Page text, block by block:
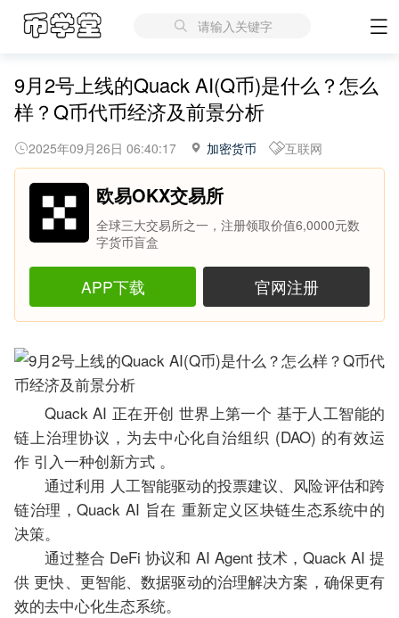
请输入关键字
9月2号上线的Quack AI(Q币)是什么？怎么
样？Q币代币经济及前景分析
2025年09月26日 06:40:17 加密货币 互联网
欧易OKX交易所
全球三大交易所之一，注册领取价值6,0000元数
字货币盲盒
APP下载 官网注册
Quack AI 正在开创 世界上第一个 基于人工智能的
链上治理协议，为去中心化自治组织 (DAO) 的有效运
作 引入一种创新方式 。
通过利用 人工智能驱动的投票建议、风险评估和跨
链治理，Quack AI 旨在 重新定义区块链生态系统中的
决策。
通过整合 DeFi 协议和 AI Agent 技术，Quack AI 提
供 更快、更智能、数据驱动的治理解决方案，确保更有
效的去中心化生态系统。